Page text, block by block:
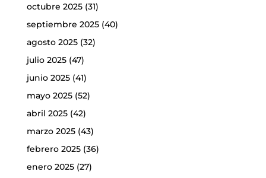
octubre 2025(31)
septiembre 2025(40)
agosto 2025(32)
julio 2025(47)
junio 2025(41)
mayo 2025(52)
abril 2025(42)
marzo 2025(43)
febrero 2025(36)
enero 2025(27)